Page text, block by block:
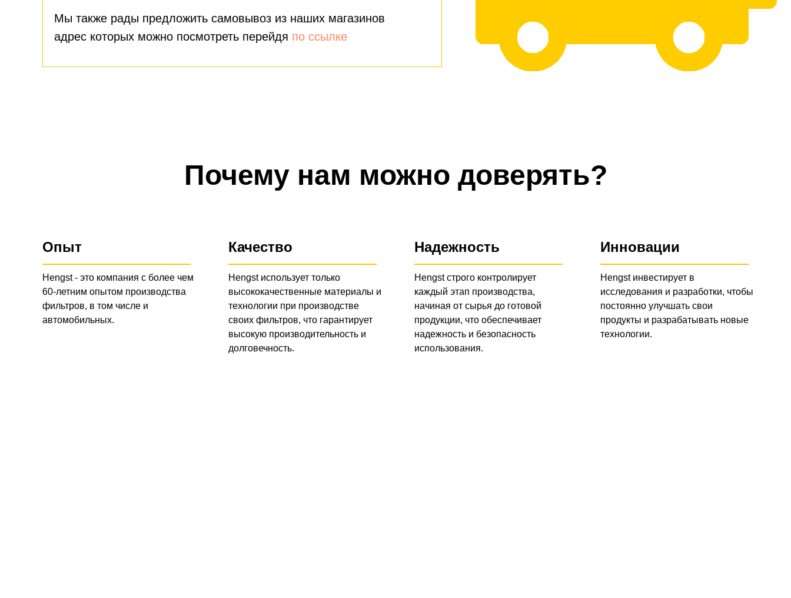
Мы также рады предложить самовывоз из наших магазинов
адрес которых можно посмотреть перейдя по ссылке
Почему нам можно доверять?
Опыт
Hengst - это компания с более чем
60-летним опытом производства
фильтров, в том числе и
автомобильных.
Качество Надежность
Hengst использует только
высококачественные материалы и
технологии при производстве
своих фильтров, что гарантирует
высокую производительность и
долговечность.
Инновации
Hengst строго контролирует
каждый этап производства,
начиная от сырья до готовой
продукции, что обеспечивает
надежность и безопасность
использования.
Hengst инвестирует в
исследования и разработки, чтобы
постоянно улучшать свои
продукты и разрабатывать новые
технологии.